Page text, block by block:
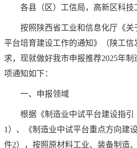
各县（区）工信局，高新区科技
按照陕西省工业和信息化厅《关
平台培育建设工作的通知》（陕工信
求，现就做好我市申报推荐2025年
项通知如下：
一、申报领域
根据《制造业中试平台建设指引
1）、《制造业中试平台重点方向建
件2），按照原材料工业、装备制造